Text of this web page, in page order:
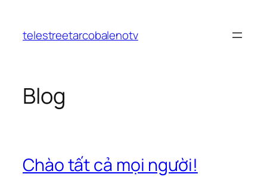
phầntelestreetarcobalenotv
Blog
Chào tất cả mọi người!